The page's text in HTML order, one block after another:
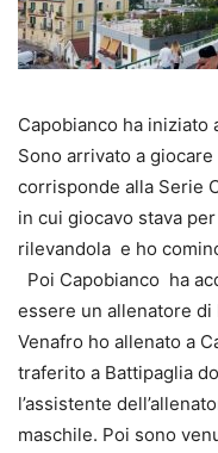
Capobianco ha iniziato
Sono arrivato a
corrisponde alla Serie
in cui giocavo stava
rilevandola e ho
Poi Capobianco ha
essere un allenatore di
Venafro ho allenato a
traferito a Battipaglia
l’assistente
maschile. Poi sono